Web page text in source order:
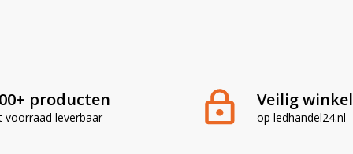
producten
voorraad leverbaar
Veilig
op ledhandel24.nl